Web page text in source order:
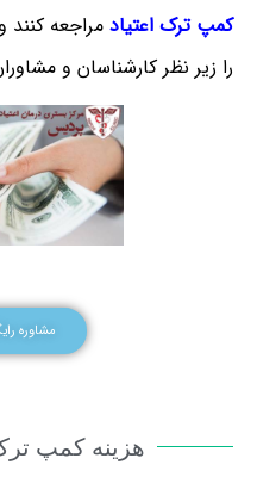
کمپ ترک اعتیاد مراجعه کنند
را زیر نظر کارشناسان و
مشاوره
هزینه کمپ